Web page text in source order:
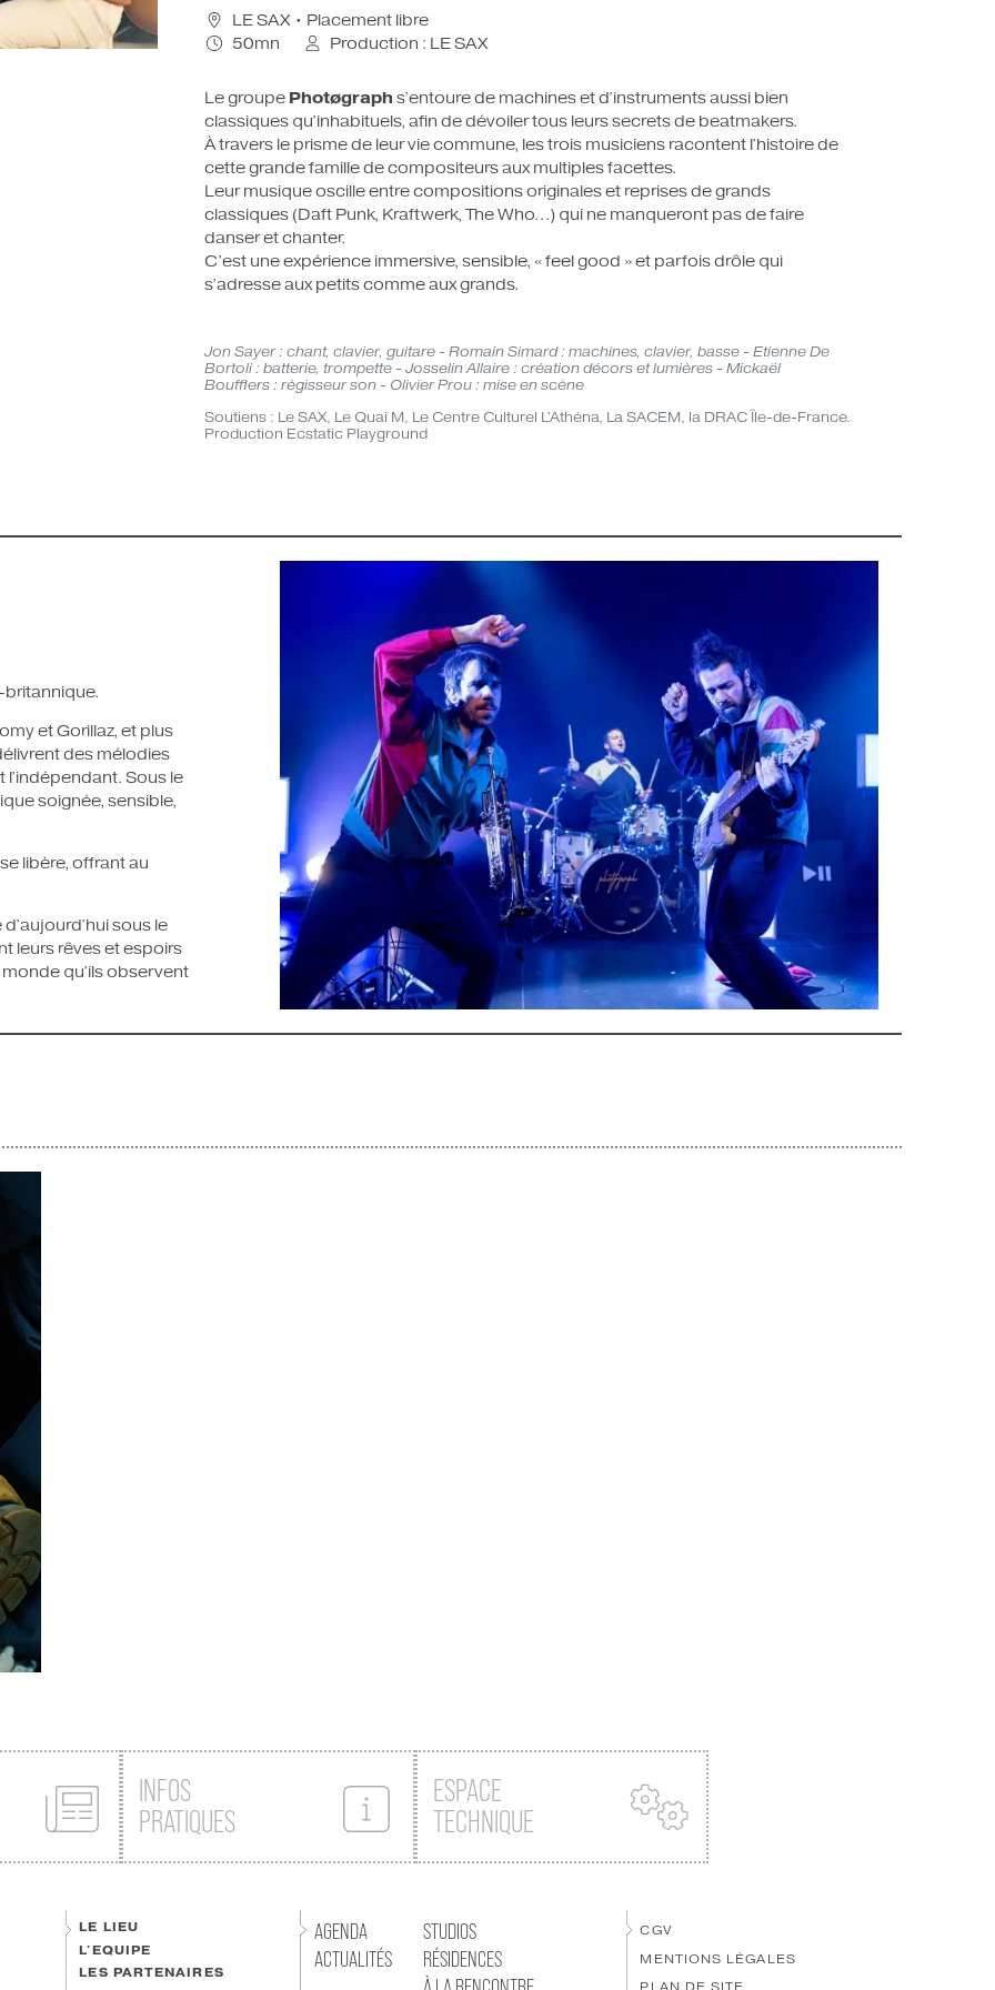
LE SAX• Placement libre
50mn
Production : LE SAX
Le groupe Photøgraph s’entoure de machines et d’instruments aussi bien
classiques qu’inhabituels, afin de dévoiler tous leurs secrets de beatmakers.
À travers le prisme de leur vie commune, les trois musiciens racontent l’histoire de
cette grande famille de compositeurs aux multiples facettes.
Leur musique oscille entre compositions originales et reprises de grands
classiques (Daft Punk, Kraftwerk, The Who…) qui ne manqueront pas de faire
danser et chanter.
C’est une expérience immersive, sensible, « feel good » et parfois drôle qui
s’adresse aux petits comme aux grands.
Jon Sayer : chant, clavier, guitare - Romain Simard : machines, clavier, basse - Etienne De
Bortoli : batterie, trompette - Josselin Allaire : création décors et lumières - Mickaël
Boufflers : régisseur son - Olivier Prou : mise en scène
Soutiens : Le SAX, Le Quai M, Le Centre Culturel L'Athéna, La SACEM, la DRAC Île-de-France.
Production Ecstatic Playground
britannique.
et Gorillaz, et plus
des mélodies
l’indépendant. Sous le
soignée, sensible,
libère, offrant au
sous le
leurs rêves et espoirs
qu’ils observent
INFOS
PRATIQUES
ESPACE
TECHNIQUE
LE LIEU
L'EQUIPE
LES PARTENAIRES
AGENDA
ACTUALITÉS
STUDIOS
RÉSIDENCES
CGV
MENTIONS LÉGALES
LES CARTES CADEAUX